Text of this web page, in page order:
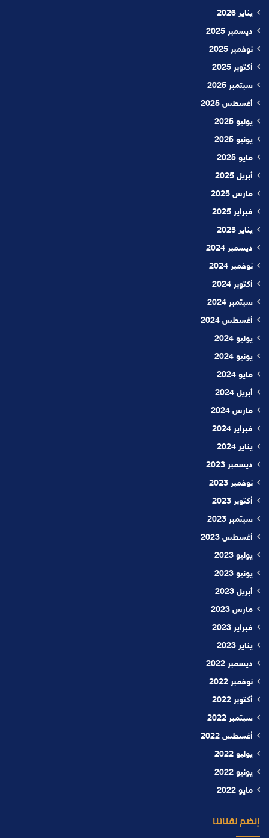
يناير 2026
ديسمبر 2025
نوفمبر 2025
أكتوبر 2025
سبتمبر 2025
أغسطس 2025
يوليو 2025
يونيو 2025
مايو 2025
أبريل 2025
مارس 2025
فبراير 2025
يناير 2025
ديسمبر 2024
نوفمبر 2024
أكتوبر 2024
سبتمبر 2024
أغسطس 2024
يوليو 2024
يونيو 2024
مايو 2024
أبريل 2024
مارس 2024
فبراير 2024
يناير 2024
ديسمبر 2023
نوفمبر 2023
أكتوبر 2023
سبتمبر 2023
أغسطس 2023
يوليو 2023
يونيو 2023
أبريل 2023
مارس 2023
فبراير 2023
يناير 2023
ديسمبر 2022
نوفمبر 2022
أكتوبر 2022
سبتمبر 2022
أغسطس 2022
يوليو 2022
يونيو 2022
مايو 2022
إنضم لقناتنا